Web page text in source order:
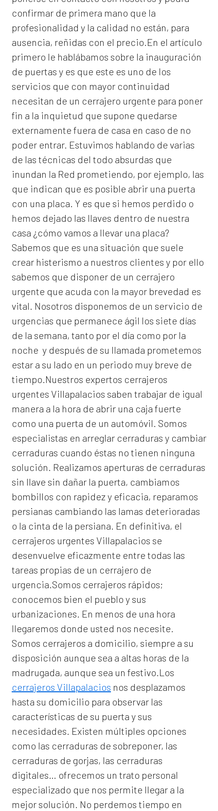
confirmar de primera mano que la
profesionalidad y la calidad no están, para
ausencia, reñidas con el precio.En el artículo
primero le hablábamos sobre la inauguración
de puertas y es que este es uno de los
servicios que con mayor continuidad
necesitan de un cerrajero urgente para poner
fin a la inquietud que supone quedarse
externamente fuera de casa en caso de no
poder entrar. Estuvimos hablando de varias
de las técnicas del todo absurdas que
inundan la Red prometiendo, por ejemplo, las
que indican que es posible abrir una puerta
con una placa. Y es que si hemos perdido o
hemos dejado las llaves dentro de nuestra
casa ¿cómo vamos a llevar una placa?
Sabemos que es una situación que suele
crear histerismo a nuestros clientes y por ello
sabemos que disponer de un cerrajero
urgente que acuda con la mayor brevedad es
vital. Nosotros disponemos de un servicio de
urgencias que permanece ágil los siete días
de la semana, tanto por el día como por la
noche y después de su llamada prometemos
estar a su lado en un periodo muy breve de
tiempo.Nuestros expertos cerrajeros
urgentes Villapalacios saben trabajar de igual
manera a la hora de abrir una caja fuerte
como una puerta de un automóvil. Somos
especialistas en arreglar cerraduras y cambiar
cerraduras cuando éstas no tienen ninguna
solución. Realizamos aperturas de cerraduras
sin llave sin dañar la puerta, cambiamos
bombillos con rapidez y eficacia, reparamos
persianas cambiando las lamas deterioradas
o la cinta de la persiana. En definitiva, el
cerrajeros urgentes Villapalacios se
desenvuelve eficazmente entre todas las
tareas propias de un cerrajero de
urgencia.Somos cerrajeros rápidos;
conocemos bien el pueblo y sus
urbanizaciones. En menos de una hora
llegaremos donde usted nos necesite.
Somos cerrajeros a domicilio, siempre a su
disposición aunque sea a altas horas de la
madrugada, aunque sea un festivo.Los
cerrajeros Villapalacios nos desplazamos
hasta su domicilio para observar las
características de su puerta y sus
necesidades. Existen múltiples opciones
como las cerraduras de sobreponer, las
cerraduras de gorjas, las cerraduras
digitales… ofrecemos un trato personal
especializado que nos permite llegar a la
mejor solución. No perdemos tiempo en